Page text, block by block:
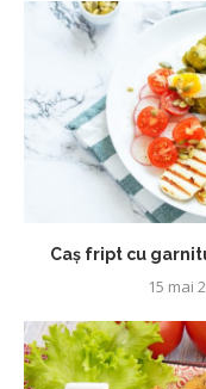
Caș fript cu
15 mai